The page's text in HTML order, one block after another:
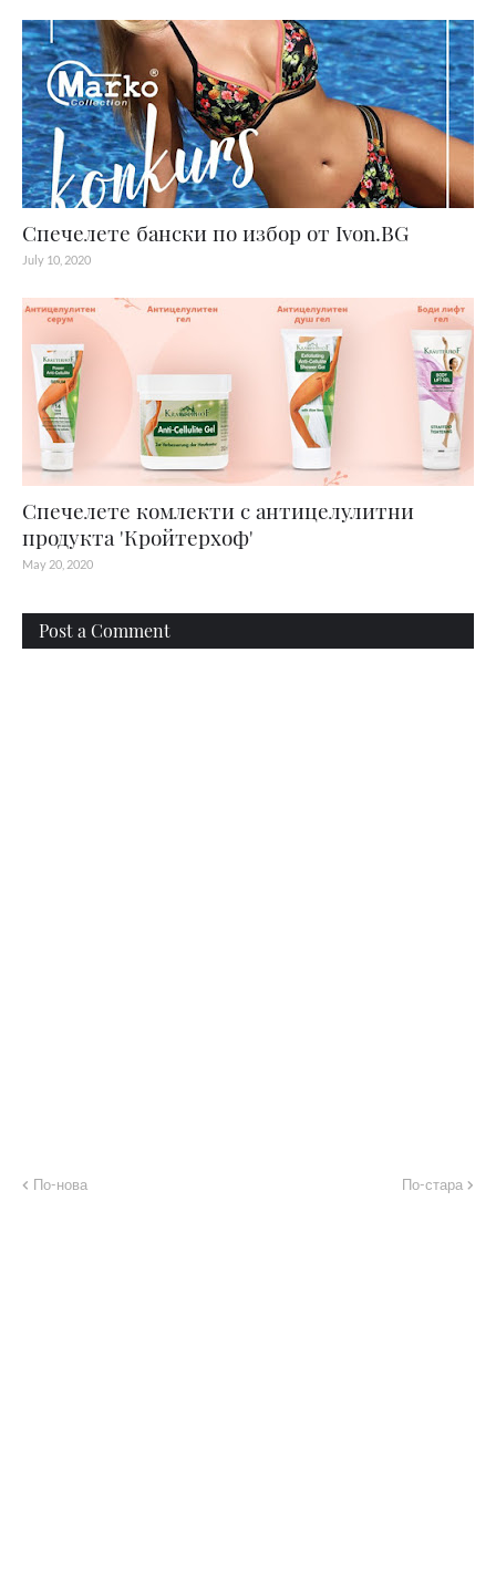
Спечелете бански по избор от Ivon.BG
July 10, 2020
Спечелете комлекти с антицелулитни
продукта 'Кройтерхоф'
May 20, 2020
Post a Comment
По-нова По-стара